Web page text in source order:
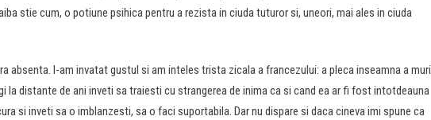
stie cum, o potiune psihica pentru a rezista in ciuda tuturor si, uneori, mai ales in ciuda
absenta. I-am invatat gustul si am inteles trista zicala a francezului: a pleca inseamna a muri
la distante de ani inveti sa traiesti cu strangerea de inima ca si cand ea ar fi fost intotdeauna
si inveti sa o imblanzesti, sa o faci suportabila. Dar nu dispare si daca cineva imi spune ca